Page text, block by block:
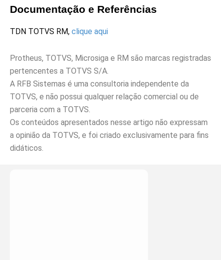
Documentação e Referências
TDN TOTVS RM, clique aqui
Protheus, TOTVS, Microsiga e RM são marcas registradas
pertencentes a TOTVS S/A.
A RFB Sistemas é uma consultoria independente da
TOTVS, e não possui qualquer relação comercial ou de
parceria com a TOTVS.
Os conteúdos apresentados nesse artigo não expressam
a opinião da TOTVS, e foi criado exclusivamente para fins
didáticos.